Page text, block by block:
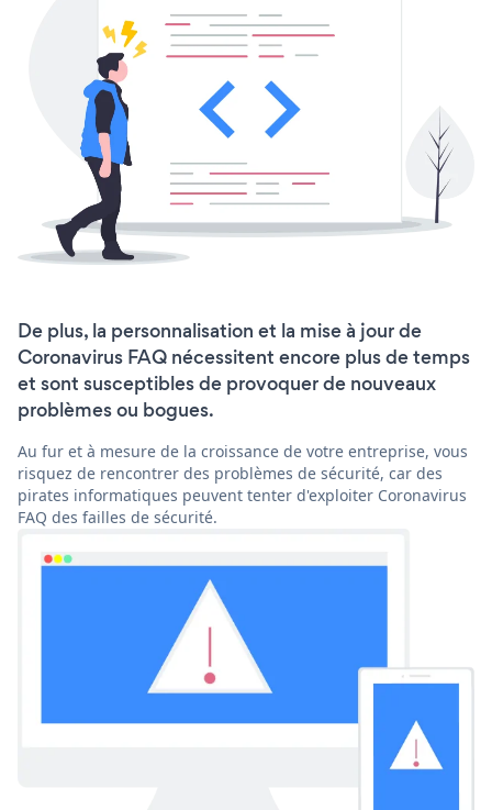
De plus, la personnalisation et la mise à jour de
Coronavirus FAQ nécessitent encore plus de temps
et sont susceptibles de provoquer de nouveaux
problèmes ou bogues.
Au fur et à mesure de la croissance de votre entreprise, vous
risquez de rencontrer des problèmes de sécurité, car des
pirates informatiques peuvent tenter d'exploiter Coronavirus
FAQ des failles de sécurité.